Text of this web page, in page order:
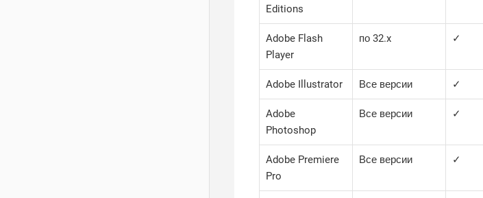
Editions
Adobe Flash
Player
по 32.x ✓
Adobe Illustrator Все версии ✓
Adobe
Photoshop
Все версии ✓
Adobe Premiere
Pro
Все версии ✓